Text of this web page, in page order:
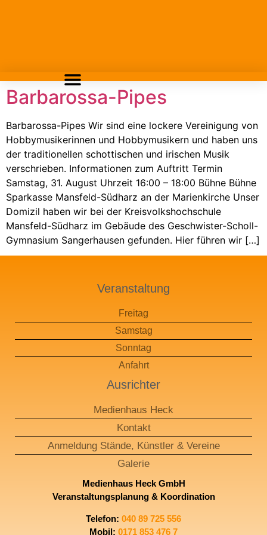
Barbarossa-Pipes
Barbarossa-Pipes Wir sind eine lockere Vereinigung von
Hobbymusikerinnen und Hobbymusikern und haben uns
der traditionellen schottischen und irischen Musik
verschrieben. Informationen zum Auftritt Termin
Samstag, 31. August Uhrzeit 16:00 – 18:00 Bühne Bühne
Sparkasse Mansfeld-Südharz an der Marienkirche Unser
Domizil haben wir bei der Kreisvolkshochschule
Mansfeld-Südharz im Gebäude des Geschwister-Scholl-
Gymnasium Sangerhausen gefunden. Hier führen wir […]
Veranstaltung
Freitag
Samstag
Sonntag
Anfahrt
Ausrichter
Medienhaus Heck
Kontakt
Anmeldung Stände, Künstler & Vereine​
Galerie
Medienhaus Heck GmbH
Veranstaltungsplanung & Koordination
Telefon: 040 89 725 556
Mobil: 0171 853 476 7